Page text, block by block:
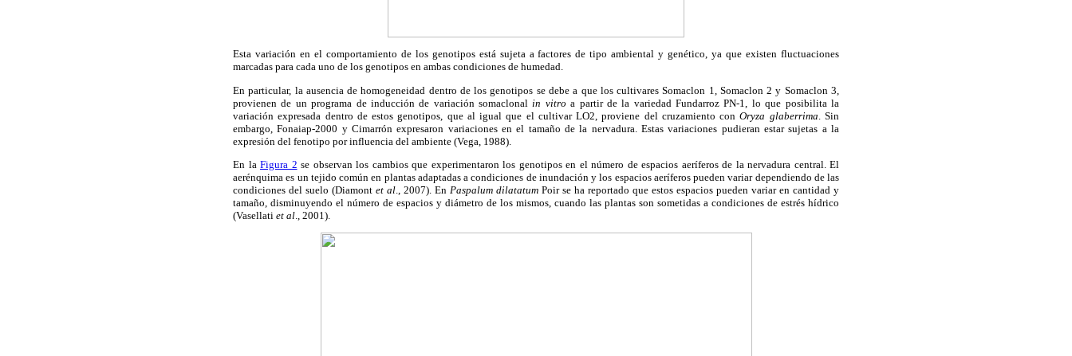
Esta variación en el comportamiento de los genotipos está sujeta a factores de tipo ambiental y genético, ya que existen fluctuaciones
marcadas para cada uno de los genotipos en ambas condiciones de humedad.
En particular, la ausencia de homogeneidad dentro de los genotipos se debe a que los cultivares Somaclon 1, Somaclon 2 y Somaclon 3,
provienen de un programa de inducción de variación somaclonal in vitroa partir de la variedad Fundarroz PN-1, lo que posibilita la
variación expresada dentro de estos genotipos, que al igual que el cultivar LO2, proviene del cruzamiento con Oryza glaberrima . Sin
embargo, Fonaiap-2000 y Cimarrón expresaron variaciones en el tamaño de la nervadura. Estas variaciones pudieran estar sujetas a la
expresión del fenotipo por influencia del ambiente (Vega, 1988).
En la Figura 2 se observan los cambios que experimentaron los genotipos en el número de espacios aeríferos de la nervadura central. El
aerénquima es un tejido común en plantas adaptadas a condiciones de inundación y los espacios aeríferos pueden variar dependiendo de las
condiciones del suelo (Diamont et al ., 2007). En Paspalum dilatatum Poir se ha reportado que estos espacios pueden variar en cantidad y
tamaño, disminuyendo el número de espacios y diámetro de los mismos, cuando las plantas son sometidas a condiciones de estrés hídrico
(Vasellati et al ., 2001).